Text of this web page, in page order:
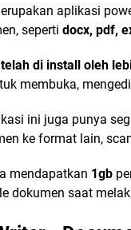
aplikasi
seperti docx, pdf,
telah di install oleh
membuka,
ini juga punya
ke format lain,
mendapatkan 1gb
dokumen saat